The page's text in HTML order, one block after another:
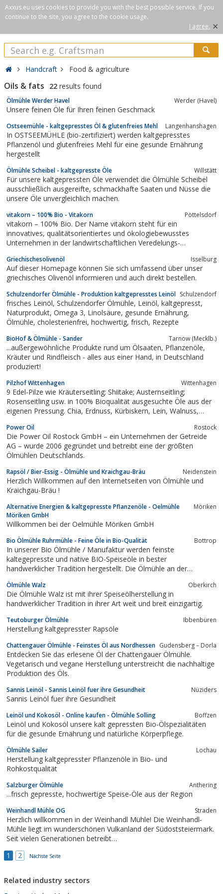
Axxus.eu uses cookies to provide you with the best possible service. If you
continue to the site, you agree to the cookie usage.
I agree. ×
Handcraft Food & agriculture
Oils & fats 22 results found
Ölmühle Werder Havel Werder (Havel)
Unsere feinen Öle für Ihren feinen Geschmack
Ostseemühle - kaltgepresstes Öl & glutenfreies Mehl Langenhanshagen
In OSTSEEMÜHLE (bio-zertifiziert) werden kaltgepresstes
Pflanzenöl und glutenfreies Mehl für eine gesunde Ernährung
hergestellt
Ölmühle Scheibel - kaltgepresste Öle Willstätt
Für unsere kaltgepressten Öle verwendet die Ölmühle Scheibel
ausschließlich ausgereifte, schmackhafte Saaten und Nüsse die
unsere Öle unvergleichlich machen.
vitakorn – 100% Bio - Vitakorn Pöttelsdorf
vitakorn – 100% Bio. Der Name vitakorn steht für ein
innovatives, qualitätsorientiertes und ökologiebewusstes
Unternehmen in der landwirtschaftlichen Veredelungs-
Sonnenblumenöl, dem Aufkauf von Bio-Getreide, produziert die
Firma vitakorn vor allem biologische...
Griechischesolivenöl Isselburg
Auf dieser Homepage können Sie sich umfassend über unser
griechisches Olivenöl informieren und auch direkt bestellen.
Schulzendorfer Ölmühle - Produktion kaltgepresstes Leinöl Schulzendorf
frisches Leinöl, Schulzendorfer Ölmühle, Leinöl, kaltgepresst,
Naturprodukt, Omega 3, Linolsäure, gesunde Ernährung,
Ölmühle, cholesterienfrei, hochwertig, frisch, Rezepte
BioHof & Ölmühle - Sander Tarnow (Mecklb.)
...außergewöhnliche Produkte rund um Ölsaaten, Pflanzenöle,
Kräuter und Rindfleisch - alles aus einer Hand, in Deutschland
produziert!
Pilzhof Wittenhagen Wittenhagen
9 Edel-Pilze wie Kräuterseitling; Shiitake; Austernseitling;
Rosenseitling usw. in 100% Bioqualität ausgesuchte Öle aus der
eigenen Pressung. Chia, Erdnuss, Kürbiskern, Lein, Walnuss,
Pilz Risotto usw. vom Pilzhof Wittenhagen (MeckPom.)
Power Oil Rostock
Die Power Oil Rostock GmbH – ein Unternehmen der Getreide
AG – wurde 2006 gegründet und betreibt eine der größten
Ölmühlen Deutschlands.
Rapsöl / Bier-Essig - Ölmühle und Kraichgau-Bräu Neidenstein
Herzlich Willkommen auf den Internetseiten von Ölmühle und
Kraichgau-Bräu !
Alternative Energien & kaltgepresste Pflanzenöle - Oelmühle
Möriken GmbH
Möriken
Willkommen bei der Oelmühle Möriken GmbH
Bio Ölmühle Ruhrmühle - Feine Öle in Bio-Qualität Bottrop
In unserer Bio Ölmühle / Manufaktur werden feinste
kaltegepresste und native BIO-Speiseöle in bester
handwerklicher Tradition hergestellt. Die Ölmühle an der
Ölmühle Walz Oberkirch
Die Ölmühle Walz ist mit ihrer Speiseölherstellung in
handwerklicher Tradition in ihrer Art weit und breit einzigartig.
Teutoburger Ölmühle Ibbenbüren
Herstellung kaltgepresster Rapsöle
Chattengauer Ölmühle - Feinstes Öl aus Nordhessen Gudensberg – Dorla
Entdecken Sie das erlesene Öl der Chattengauer Ölmühle.
Vegetarisch und vegane Herstellung unterstreicht die nachhaltige
Produktion des Öls.
Sannis Leinöl - Sannis Leinöl fuer ihre Gesundheit Nüziders
Sannis Leinöl fuer ihre Gesundheit
Leinöl und Kokosöl - Online kaufen - Ölmühle Solling Boffzen
Leinöl und Kokosöl unsere kalt gepressten Bio-Ölspezialitäten
für die gesunde Ernährung und natürliche Körperpflege.
Ölmühle Sailer Lochau
Herstellung kaltgepresster Pflanzenöle in Bio- und
Rohkostqualität
Salzburger Ölmühle Anthering
...frisch gepresste, hochwertige Speise-Öle aus der Region
Weinhandl Mühle OG Straden
Herzlich willkommen in der Weinhandl Mühle! Die Weinhandl-
Mühle liegt im wunderschönen Vulkanland der Südoststeiermark.
Seit vielen Generationen betreibt…
1
2 Nächste Seite
Related industry sectors